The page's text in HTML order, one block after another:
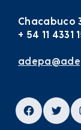
Chacabuco
+ 54 11 4331